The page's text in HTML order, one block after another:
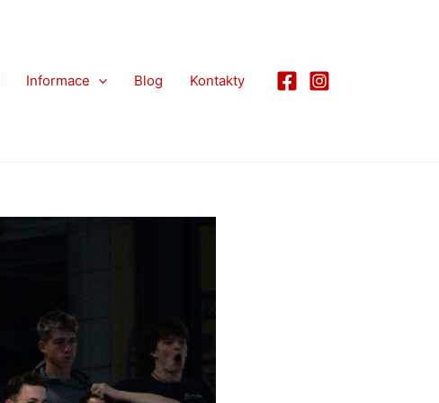
Informace Blog Kontakty